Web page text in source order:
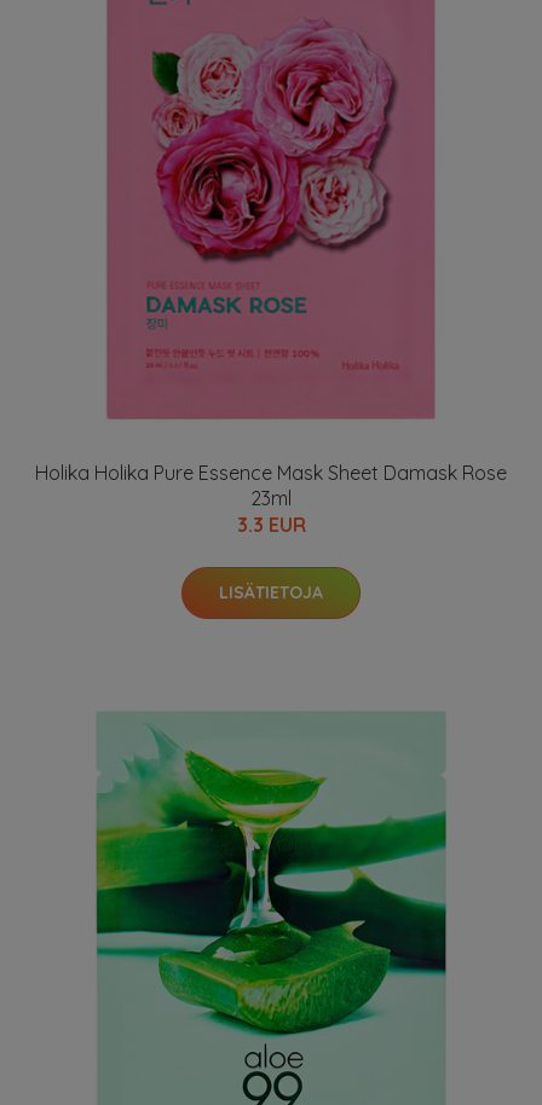
Holika Holika Pure Essence Mask Sheet Damask Rose
23ml
3.3 EUR
LISÄTIETOJA